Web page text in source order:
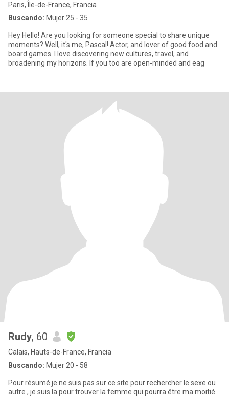
Paris, Île-de-France, Francia
Buscando: Mujer 25 - 35
Hey Hello! Are you looking for someone special to share unique
moments? Well, it's me, Pascal! Actor, and lover of good food and
board games. I love discovering new cultures, travel, and
broadening my horizons. If you too are open-minded and eag
Rudy, 60
Calais, Hauts-de-France, Francia
Buscando: Mujer 20 - 58
Pour résumé je ne suis pas sur ce site pour rechercher le sexe ou
autre , je suis la pour trouver la femme qui pourra être ma moitié.